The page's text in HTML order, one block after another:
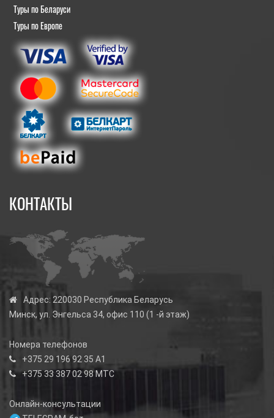
Туры по Беларуси
Туры по Европе
КОНТАКТЫ
Адрес: 220030 Республика Беларусь
Минск, ул. Энгельса 34, офис 110 (1 -й этаж)
Номера телефонов
+375 29 196 92 35 А1
+375 33 387 02 98МТС
Онлайн-консультации